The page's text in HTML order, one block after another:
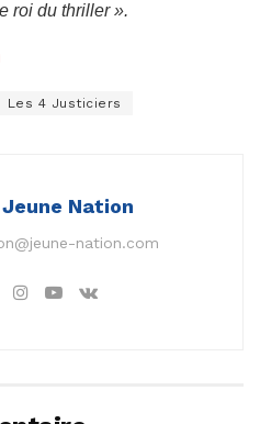
roi du thriller ».
Les 4 Justiciers
Nation
nation.com